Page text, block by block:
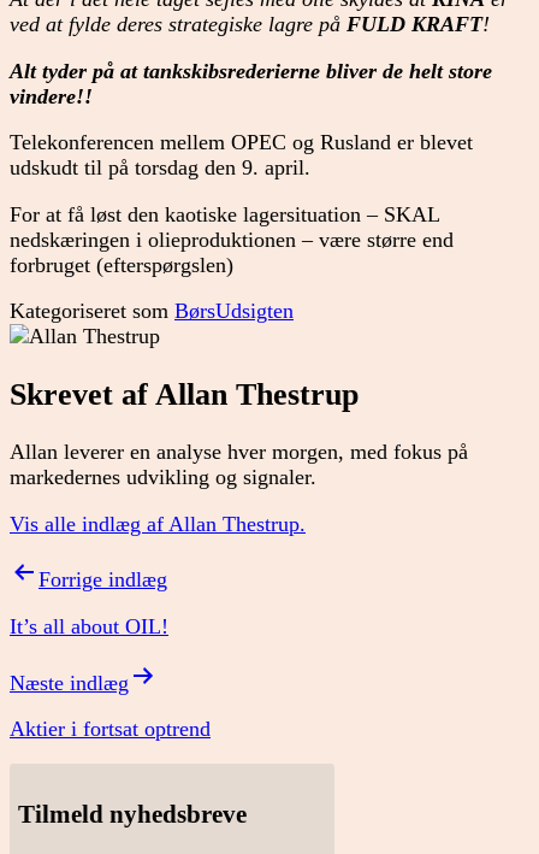
ved at fylde deres strategiske lagre på FULD KRAFT!
Alt tyder på at tankskibsrederierne bliver de helt store
vindere!!
Telekonferencen mellem OPEC og Rusland er blevet
udskudt til på torsdag den 9. april.
For at få løst den kaotiske lagersituation – SKAL
nedskæringen i olieproduktionen – være større end
forbruget (efterspørgslen)
Kategoriseret som BørsUdsigten
Skrevet af Allan Thestrup
Allan leverer en analyse hver morgen, med fokus på
markedernes udvikling og signaler.
Vis alle indlæg af Allan Thestrup.
Indlægsnavigation
Forrige indlæg
It’s all about OIL!
Næste indlæg
Aktier i fortsat optrend
Tilmeld nyhedsbreve